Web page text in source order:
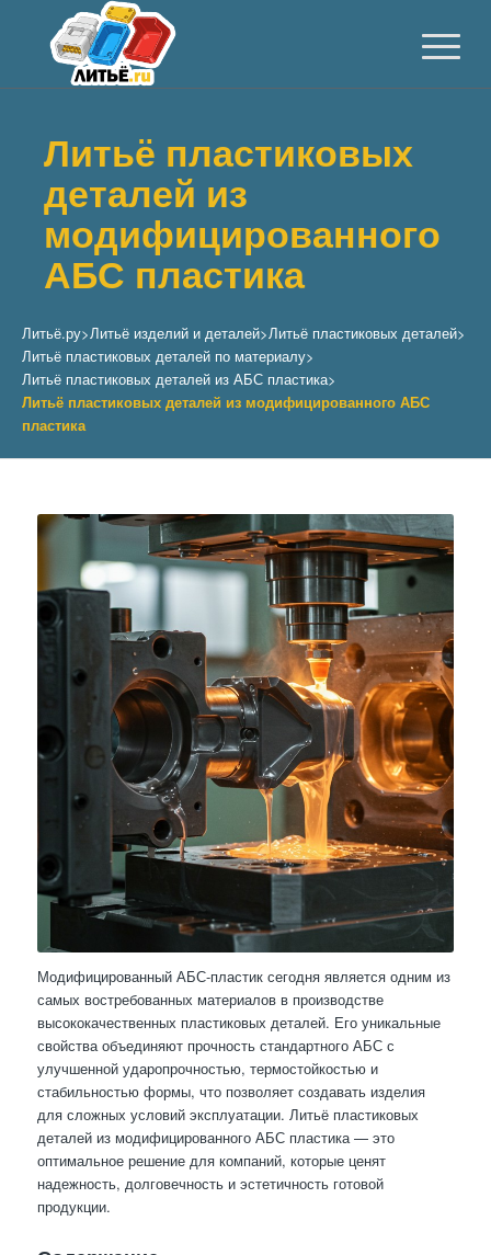
Литьё пластиковых
деталей из
модифицированного
АБС пластика
Литьё.ру>Литьё изделий и деталей>Литьё пластиковых деталей>
Литьё пластиковых деталей по материалу>
Литьё пластиковых деталей из АБС пластика>
Литьё пластиковых деталей из модифицированного АБС
пластика
Модифицированный АБС-пластик сегодня является одним из
самых востребованных материалов в производстве
высококачественных пластиковых деталей. Его уникальные
свойства объединяют прочность стандартного АБС с
улучшенной ударопрочностью, термостойкостью и
стабильностью формы, что позволяет создавать изделия
для сложных условий эксплуатации. Литьё пластиковых
деталей из модифицированного АБС пластика — это
оптимальное решение для компаний, которые ценят
надежность, долговечность и эстетичность готовой
продукции.